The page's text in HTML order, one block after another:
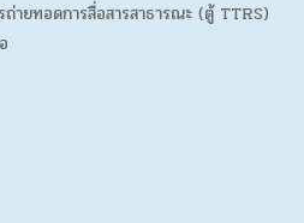
ายทอดการสื่อสารสาธารณะ (ตู้ TTRS)